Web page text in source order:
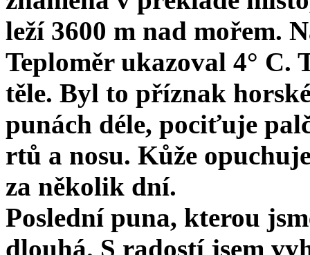
leží 3600 m nad mořem.
Teploměr ukazoval 4° C.
těle. Byl to příznak
punách déle, pociťuje
rtů a nosu. Kůže
za ně­kolik dní.
Poslední puna, kterou
dlouhá. S radostí jsem